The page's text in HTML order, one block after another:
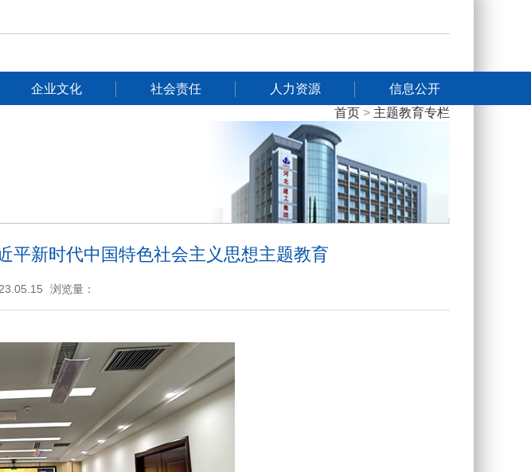
加入收藏 | English
企业文化 社会责任 人力资源 信息公开
首页 > 主题教育专栏
平新时代中国特色社会主义思想主题教育
浏览量：